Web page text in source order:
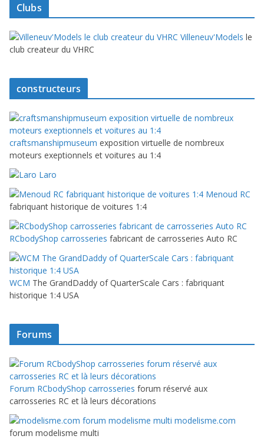
Clubs
Villeneuv'Models le
club createur du VHRC
constructeurs
craftsmanshipmuseum exposition virtuelle de nombreux
moteurs exeptionnels et voitures au 1:4
Laro
Menoud RC
fabriquant historique de voitures 1:4
RCbodyShop carrosseries fabricant de carrosseries Auto RC
WCM The GrandDaddy of QuarterScale Cars : fabriquant
historique 1:4 USA
Forums
Forum RCbodyShop carrosseries forum réservé aux
carrosseries RC et là leurs décorations
modelisme.com
forum modelisme multi